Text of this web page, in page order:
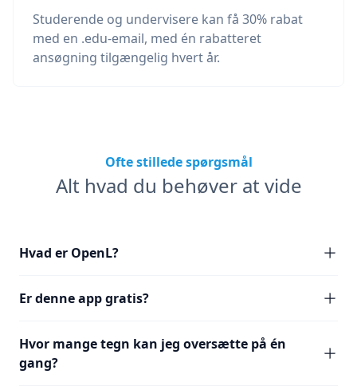
Studerende og undervisere kan få 30% rabat
med en .edu-email, med én rabatteret
ansøgning tilgængelig hvert år.
Ofte stillede spørgsmål
Alt hvad du behøver at vide
Hvad er OpenL?
Er denne app gratis?
Hvor mange tegn kan jeg oversætte på én
gang?